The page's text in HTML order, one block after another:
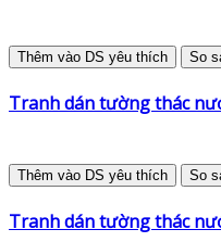
Thêm vào DS yêu thích So
Tranh dán tường thác
Thêm vào DS yêu thích So
Tranh dán tường thác